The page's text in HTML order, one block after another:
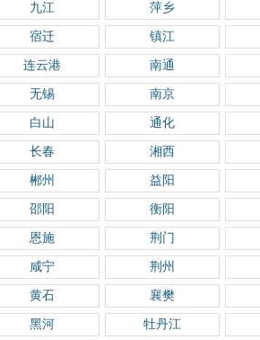
九江 萍乡
宿迁 镇江
连云港 南通
无锡 南京
白山 通化
长春 湘西
郴州 益阳
邵阳 衡阳
恩施 荆门
咸宁 荆州
黄石 襄樊
黑河 牡丹江